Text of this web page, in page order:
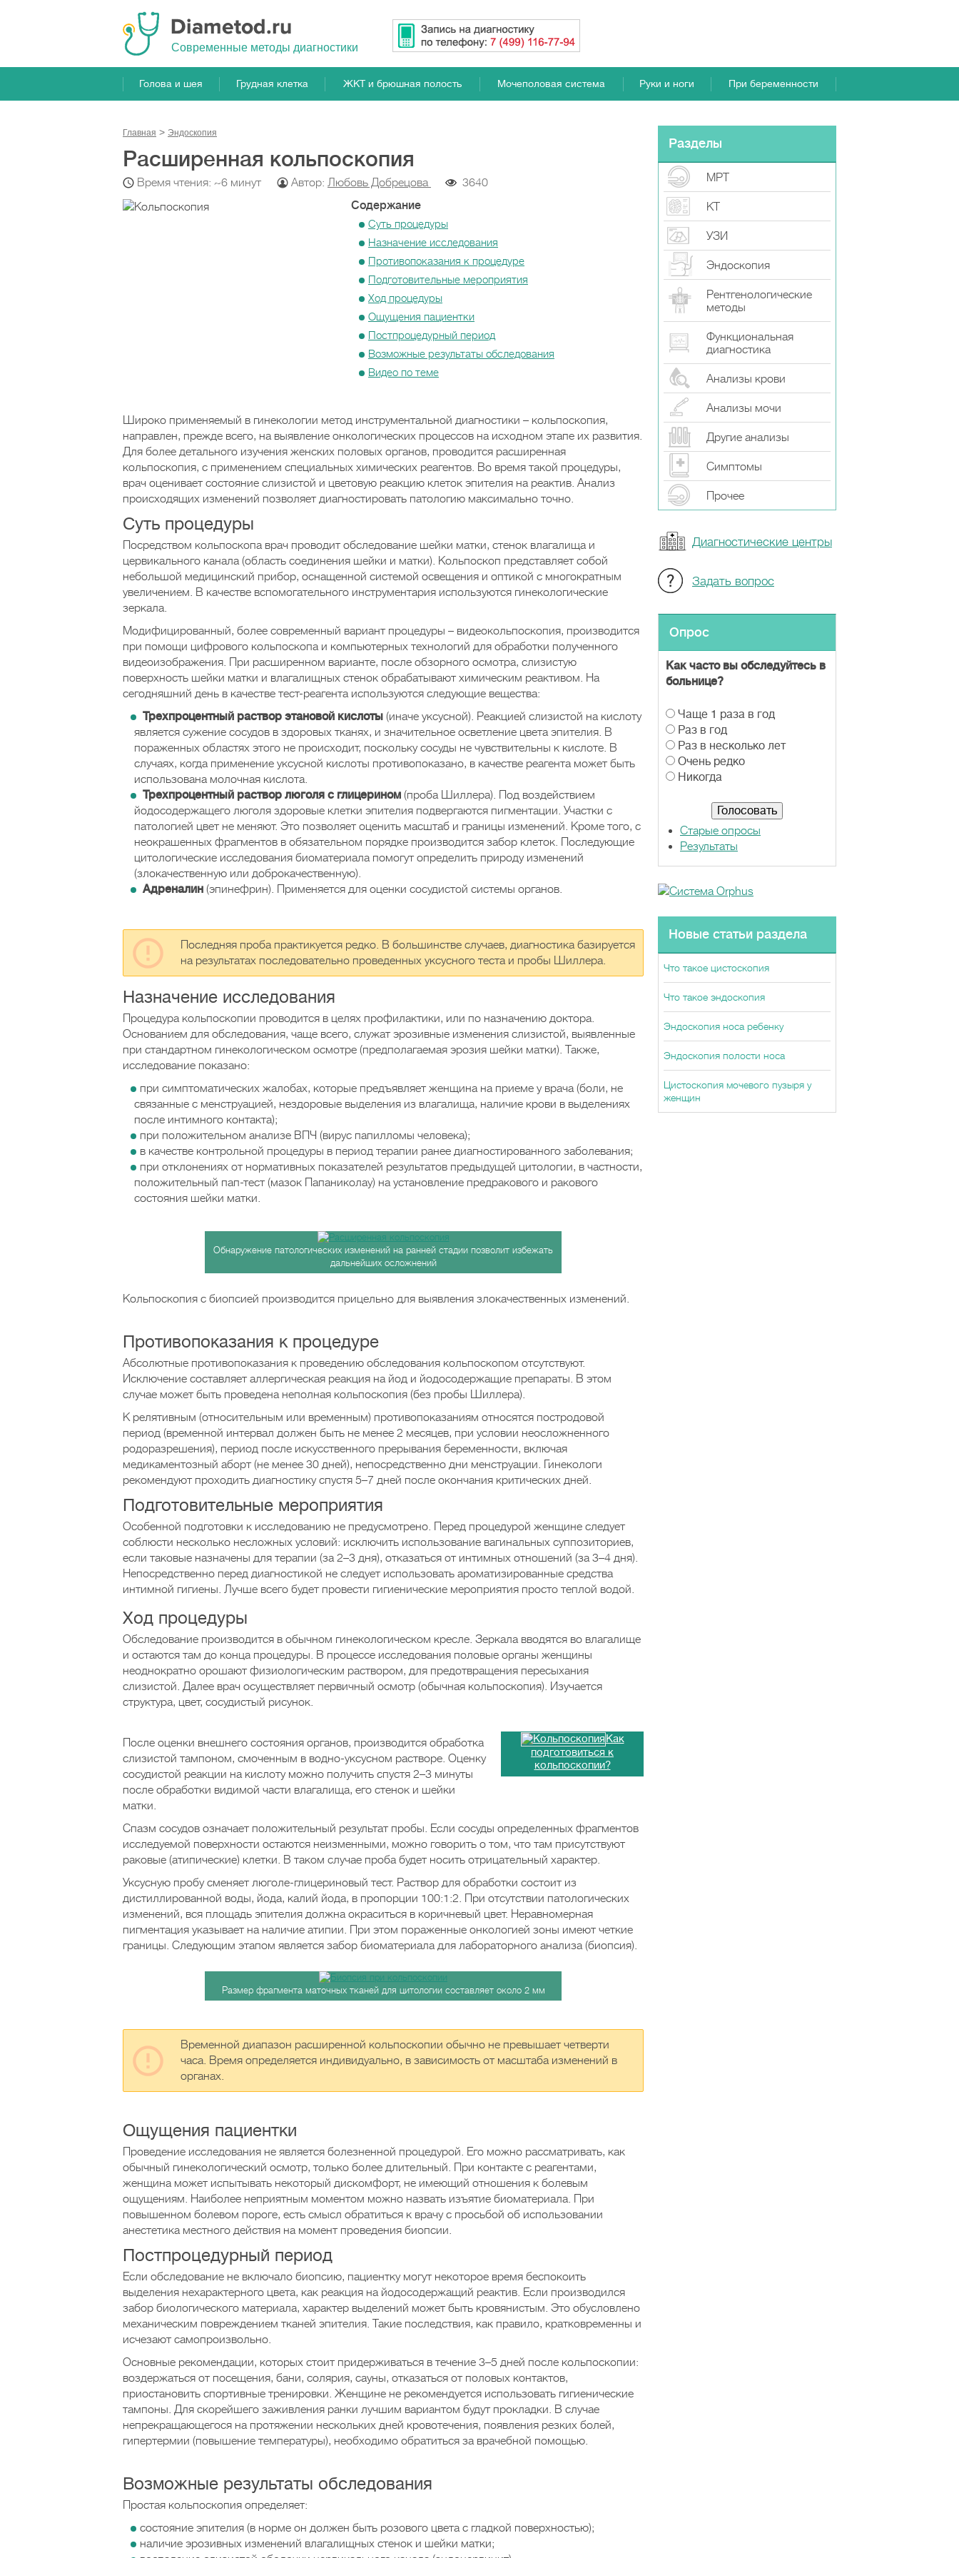
Cовременные методы диагностики
Голова и шея Грудная клетка ЖКТ и брюшная полость Мочеполовая система Руки и ноги При беременности
Главная Эндоскопия
Расширенная кольпоскопия
Время чтения: ~6 минут Автор: Любовь Добрецова
3640
Содержание
Суть процедуры
Назначение исследования
Противопоказания к процедуре
Подготовительные мероприятия
Ход процедуры
Ощущения пациентки
Постпроцедурный период
Возможные результаты обследования
Видео по теме
Широко применяемый в гинекологии метод инструментальной диагностики – кольпоскопия,
направлен, прежде всего, на выявление онкологических процессов на исходном этапе их развития.
Для более детального изучения женских половых органов, проводится расширенная
кольпоскопия, с применением специальных химических реагентов. Во время такой процедуры,
врач оценивает состояние слизистой и цветовую реакцию клеток эпителия на реактив. Анализ
происходящих изменений позволяет диагностировать патологию максимально точно.
Суть процедуры
Посредством кольпоскопа врач проводит обследование шейки матки, стенок влагалища и
цервикального канала (область соединения шейки и матки). Кольпоскоп представляет собой
небольшой медицинский прибор, оснащенной системой освещения и оптикой с многократным
увеличением. В качестве вспомогательного инструментария используются гинекологические
зеркала.
Модифицированный, более современный вариант процедуры – видеокольпоскопия, производится
при помощи цифрового кольпоскопа и компьютерных технологий для обработки полученного
видеоизображения. При расширенном варианте, после обзорного осмотра, слизистую
поверхность шейки матки и влагалищных стенок обрабатывают химическим реактивом. На
сегодняшний день в качестве тест-реагента используются следующие вещества:
Трехпроцентный раствор этановой кислоты (иначе уксусной). Реакцией слизистой на кислоту
является сужение сосудов в здоровых тканях, и значительное осветление цвета эпителия. В
пораженных областях этого не происходит, поскольку сосуды не чувствительны к кислоте. В
случаях, когда применение уксусной кислоты противопоказано, в качестве реагента может быть
использована молочная кислота.
Трехпроцентный раствор люголя с глицерином (проба Шиллера). Под воздействием
йодосодержащего люголя здоровые клетки эпителия подвергаются пигментации. Участки с
патологией цвет не меняют. Это позволяет оценить масштаб и границы изменений. Кроме того, с
неокрашенных фрагментов в обязательном порядке производится забор клеток. Последующие
цитологические исследования биоматериала помогут определить природу изменений
(злокачественную или доброкачественную).
Адреналин (эпинефрин). Применяется для оценки сосудистой системы органов.
Последняя проба практикуется редко. В большинстве случаев, диагностика базируется
на результатах последовательно проведенных уксусного теста и пробы Шиллера.
Назначение исследования
Процедура кольпоскопии проводится в целях профилактики, или по назначению доктора.
Основанием для обследования, чаще всего, служат эрозивные изменения слизистой, выявленные
при стандартном гинекологическом осмотре (предполагаемая эрозия шейки матки). Также,
исследование показано:
при симптоматических жалобах, которые предъявляет женщина на приеме у врача (боли, не
связанные с менструацией, нездоровые выделения из влагалища, наличие крови в выделениях
после интимного контакта);
при положительном анализе ВПЧ (вирус папилломы человека);
в качестве контрольной процедуры в период терапии ранее диагностированного заболевания;
при отклонениях от нормативных показателей результатов предыдущей цитологии, в частности,
положительный пап-тест (мазок Папаниколау) на установление предракового и ракового
состояния шейки матки.
Обнаружение патологических изменений на ранней стадии позволит избежать
дальнейших осложнений
Кольпоскопия с биопсией производится прицельно для выявления злокачественных изменений.
Противопоказания к процедуре
Абсолютные противопоказания к проведению обследования кольпоскопом отсутствуют.
Исключение составляет аллергическая реакция на йод и йодосодержащие препараты. В этом
случае может быть проведена неполная кольпоскопия (без пробы Шиллера).
К релятивным (относительным или временным) противопоказаниям относятся постродовой
период (временной интервал должен быть не менее 2 месяцев, при условии неосложненного
родоразрешения), период после искусственного прерывания беременности, включая
медикаментозный аборт (не менее 30 дней), непосредственно дни менструации. Гинекологи
рекомендуют проходить диагностику спустя 5–7 дней после окончания критических дней.
Подготовительные мероприятия
Особенной подготовки к исследованию не предусмотрено. Перед процедурой женщине следует
соблюсти несколько несложных условий: исключить использование вагинальных суппозиториев,
если таковые назначены для терапии (за 2–3 дня), отказаться от интимных отношений (за 3–4 дня).
Непосредственно перед диагностикой не следует использовать ароматизированные средства
интимной гигиены. Лучше всего будет провести гигиенические мероприятия просто теплой водой.
Ход процедуры
Обследование производится в обычном гинекологическом кресле. Зеркала вводятся во влагалище
и остаются там до конца процедуры. В процессе исследования половые органы женщины
неоднократно орошают физиологическим раствором, для предотвращения пересыхания
слизистой. Далее врач осуществляет первичный осмотр (обычная кольпоскопия). Изучается
структура, цвет, сосудистый рисунок.
Как
подготовиться к
кольпоскопии?
После оценки внешнего состояния органов, производится обработка
слизистой тампоном, смоченным в водно-уксусном растворе. Оценку
сосудистой реакции на кислоту можно получить спустя 2–3 минуты
после обработки видимой части влагалища, его стенок и шейки
матки.
Спазм сосудов означает положительный результат пробы. Если сосуды определенных фрагментов
исследуемой поверхности остаются неизменными, можно говорить о том, что там присутствуют
раковые (атипические) клетки. В таком случае проба будет носить отрицательный характер.
Уксусную пробу сменяет люголе-глицериновый тест. Раствор для обработки состоит из
дистиллированной воды, йода, калий йода, в пропорции 100:1:2. При отсутствии патологических
изменений, вся площадь эпителия должна окраситься в коричневый цвет. Неравномерная
пигментация указывает на наличие атипии. При этом пораженные онкологией зоны имеют четкие
границы. Следующим этапом является забор биоматериала для лабораторного анализа (биопсия).
Размер фрагмента маточных тканей для цитологии составляет около 2 мм
Временной диапазон расширенной кольпоскопии обычно не превышает четверти
часа. Время определяется индивидуально, в зависимость от масштаба изменений в
органах.
Ощущения пациентки
Проведение исследования не является болезненной процедурой. Его можно рассматривать, как
обычный гинекологический осмотр, только более длительный. При контакте с реагентами,
женщина может испытывать некоторый дискомфорт, не имеющий отношения к болевым
ощущениям. Наиболее неприятным моментом можно назвать изъятие биоматериала. При
повышенном болевом пороге, есть смысл обратиться к врачу с просьбой об использовании
анестетика местного действия на момент проведения биопсии.
Постпроцедурный период
Если обследование не включало биопсию, пациентку могут некоторое время беспокоить
выделения нехарактерного цвета, как реакция на йодосодержащий реактив. Если производился
забор биологического материала, характер выделений может быть кровянистым. Это обусловлено
механическим повреждением тканей эпителия. Такие последствия, как правило, кратковременны и
исчезают самопроизвольно.
Основные рекомендации, которых стоит придерживаться в течение 3–5 дней после кольпоскопии:
воздержаться от посещения, бани, солярия, сауны, отказаться от половых контактов,
приостановить спортивные тренировки. Женщине не рекомендуется использовать гигиенические
тампоны. Для скорейшего заживления ранки лучшим вариантом будут прокладки. В случае
непрекращающегося на протяжении нескольких дней кровотечения, появления резких болей,
гипертермии (повышение температуры), необходимо обратиться за врачебной помощью.
Возможные результаты обследования
Простая кольпоскопия определяет:
состояние эпителия (в норме он должен быть розового цвета с гладкой поверхностью);
наличие эрозивных изменений влагалищных стенок и шейки матки;
Разделы
МРТ
КТ
УЗИ
Эндоскопия
Рентгенологические
методы
Функциональная
диагностика
Анализы крови
Анализы мочи
Другие анализы
Симптомы
Прочeе
Диагностические центры
Задать вопрос
Опрос
Как часто вы обследуйтесь в
больнице?
В
а
р
и
а
Чаще 1 раза в год
Раз в год
Раз в несколько лет
Очень редко
Никогда
Старые опросы
Результаты
Новые статьи раздела
Что такое цистоскопия
Что такое эндоскопия
Эндоскопия носа ребенку
Эндоскопия полости носа
Цистоскопия мочевого пузыря у
женщин